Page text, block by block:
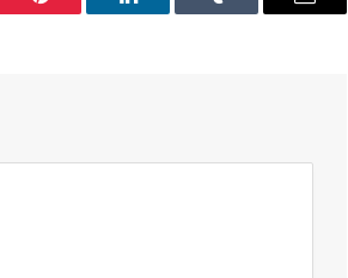
Pinterest LinkedIn Tumblr Email